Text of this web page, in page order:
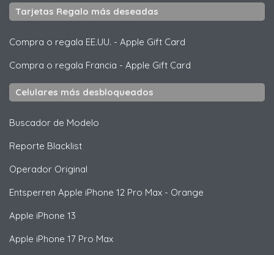
Tarjetas Regalo más deseadas
Compra o regala EE.UU. - Apple Gift Card
Compra o regala Francia - Apple Gift Card
Celulares más desbloqueados
Buscador de Modelo
Reporte Blacklist
Operador Original
Entsperren Apple iPhone 12 Pro Max - Orange
Apple iPhone 13
Apple iPhone 17 Pro Max